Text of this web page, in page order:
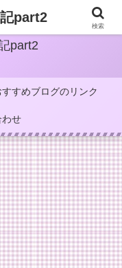
part2
すすめブログのリンク
わせ
part2
検索